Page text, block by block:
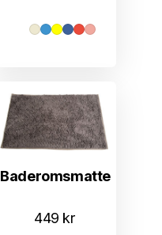
Baderomsmatte
449 kr